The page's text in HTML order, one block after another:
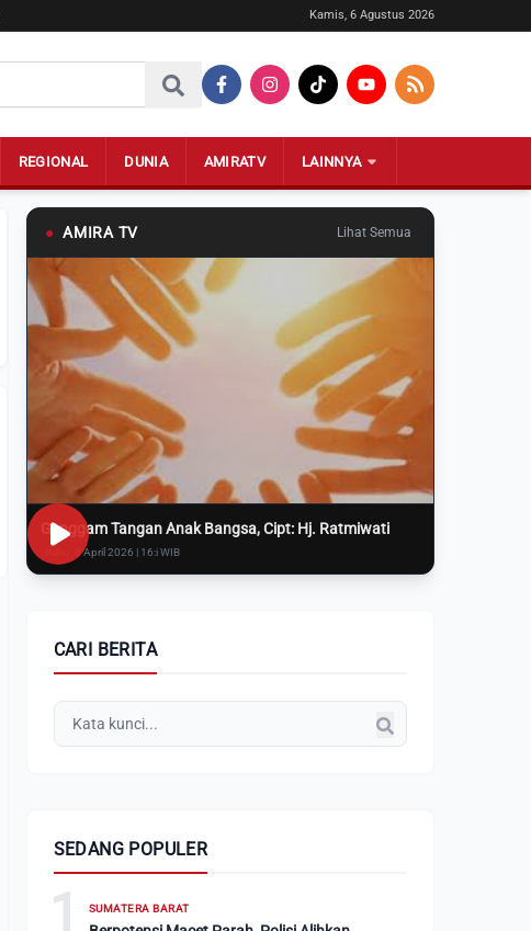
Kamis, 6 Agustus 2026
REGIONAL DUNIA AMIRATV LAINNYA
● AMIRA TV Lihat Semua
Genggam Tangan Anak Bangsa, Cipt: Hj. Ratmiwati
Rabu, 8 April 2026 | 16:i WIB
CARI BERITA
SEDANG POPULER
1 SUMATERA BARAT